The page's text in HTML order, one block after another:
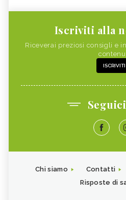
Iscriviti alla
Riceverai preziosi consigli e
ISCRIVITI
Chi siamo Contatti
Risposte di